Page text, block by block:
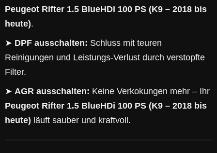
Peugeot Rifter 1.5 BlueHDi 100 PS (K9 – 2018 bis
heute).
➤ DPF ausschalten: Schluss mit teuren
Reinigungen und Leistungs-Verlust durch verstopfte
Filter.
➤ AGR ausschalten: Keine Verkokungen mehr – Ihr
Peugeot Rifter 1.5 BlueHDi 100 PS (K9 – 2018 bis
heute) läuft sauber und kraftvoll.